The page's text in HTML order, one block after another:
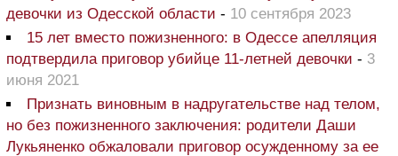
девочки из Одесской области - 10 сентября 2023
15 лет вместо пожизненного: в Одессе апелляция
подтвердила приговор убийце 11-летней девочки - 3
июня 2021
Признать виновным в надругательстве над телом,
но без пожизненного заключения: родители Даши
Лукьяненко обжаловали приговор осужденному за ее